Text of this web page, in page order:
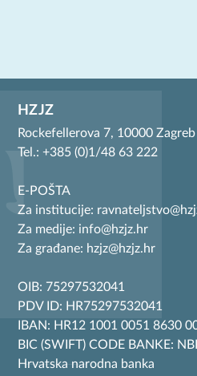
HZJZ
Rockefellerova 7, 10000 Zagreb
Tel.: +385 (0)1/48 63 222
E-POŠTA
Za institucije:
Za medije: info@hzjz.hr
Za građane: hzjz@hzjz.hr
OIB: 75297532041
PDV ID: HR75297532041
IBAN: HR12 1001 0051 8630
BIC (SWIFT) CODE BANKE:
Hrvatska narodna banka